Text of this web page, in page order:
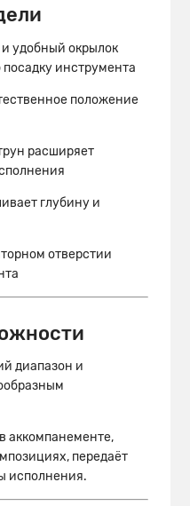
удобный окрылок
инструмента
положение
расширяет
глубину и
отверстии
диапазон и
аккомпанементе,
передаёт
исполнения.